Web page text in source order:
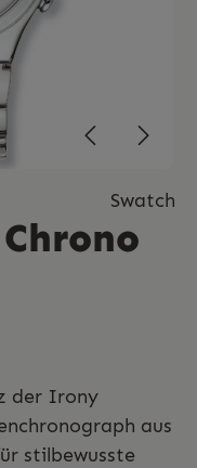
Swatch
der Irony
aus
stilbewusste